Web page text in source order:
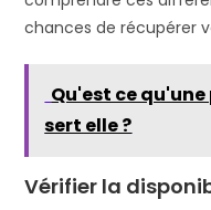
chances de récupérer
Qu'est ce
sert elle ?
Vérifier la